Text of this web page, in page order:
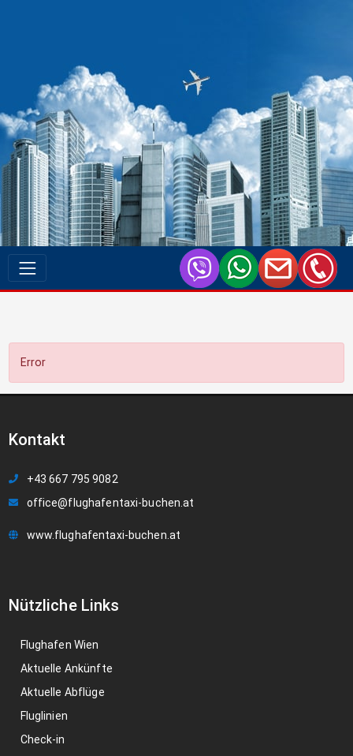
Error
Kontakt
+43 667 795 9082
office@flughafentaxi-buchen.at
www.flughafentaxi-buchen.at
Nützliche Links
Flughafen Wien
Aktuelle Ankünfte
Aktuelle Abflüge
Fluglinien
Check-in